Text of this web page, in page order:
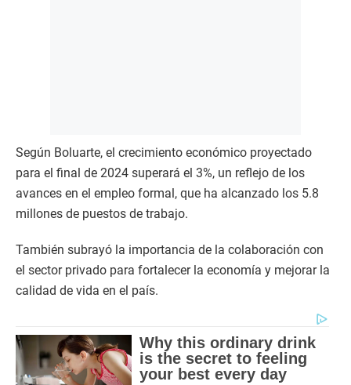
Según Boluarte, el crecimiento económico proyectado
para el final de 2024 superará el 3%, un reflejo de los
avances en el empleo formal, que ha alcanzado los 5.8
millones de puestos de trabajo.
También subrayó la importancia de la colaboración con
el sector privado para fortalecer la economía y mejorar la
calidad de vida en el país.